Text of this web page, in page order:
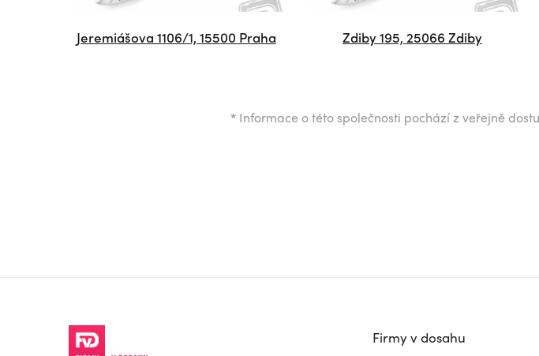
Jeremiášova 1106/1, 15500 Praha Zdiby 195, 25066 Zdiby
* Informace o této společnosti pochází z veřejně
Firmy v dosahu